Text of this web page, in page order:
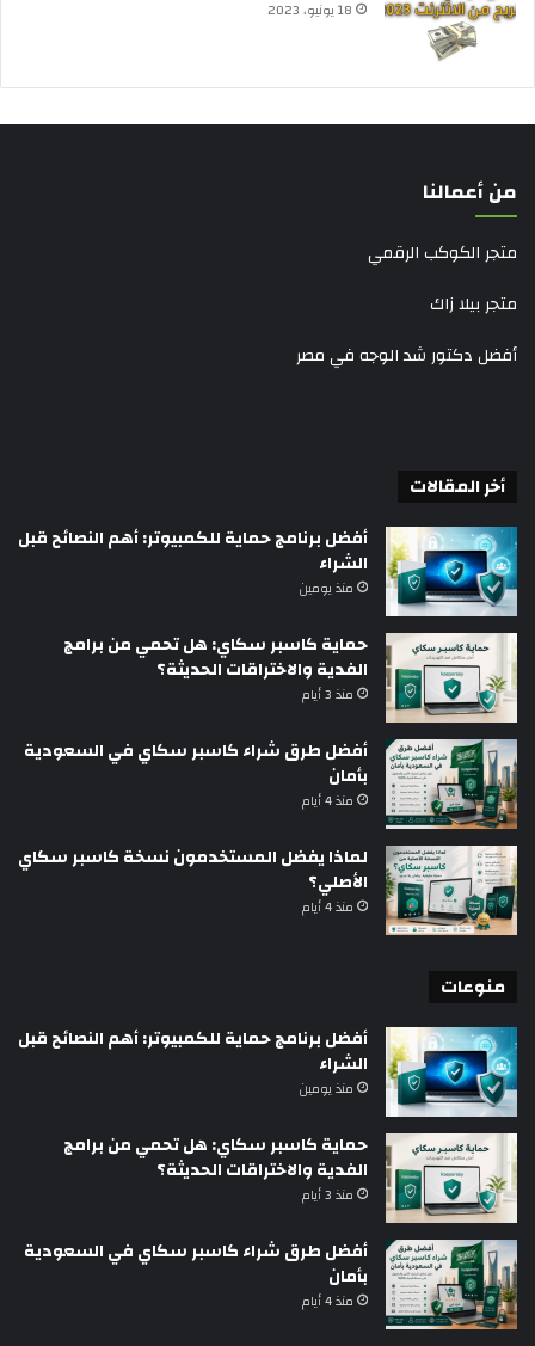
18 يونيو، 2023
من أعمالنا
متجر الكوكب الرقمي
متجر بيلا زاك
أفضل دكتور شد الوجه في مصر
أخر المقالات
أفضل برنامج حماية للكمبيوتر: أهم النصائح قبل
الشراء
منذ يومين
حماية كاسبر سكاي: هل تحمي من برامج
الفدية والاختراقات الحديثة؟
منذ 3 أيام
أفضل طرق شراء كاسبر سكاي في السعودية
بأمان
منذ 4 أيام
لماذا يفضل المستخدمون نسخة كاسبر سكاي
الأصلي؟
منذ 4 أيام
منوعات
أفضل برنامج حماية للكمبيوتر: أهم النصائح قبل
الشراء
منذ يومين
حماية كاسبر سكاي: هل تحمي من برامج
الفدية والاختراقات الحديثة؟
منذ 3 أيام
أفضل طرق شراء كاسبر سكاي في السعودية
بأمان
منذ 4 أيام